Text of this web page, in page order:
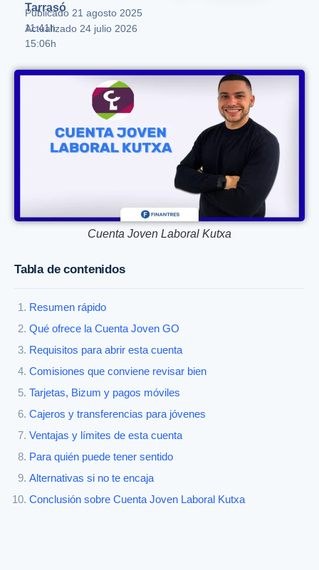
Tarrasó
Publicado 21 agosto 2025
11:41h
Actualizado 24 julio 2026
15:06h
Cuenta Joven Laboral Kutxa
Tabla de contenidos
Resumen rápido
Qué ofrece la Cuenta Joven GO
Requisitos para abrir esta cuenta
Comisiones que conviene revisar bien
Tarjetas, Bizum y pagos móviles
Cajeros y transferencias para jóvenes
Ventajas y límites de esta cuenta
Para quién puede tener sentido
Alternativas si no te encaja
Conclusión sobre Cuenta Joven Laboral Kutxa